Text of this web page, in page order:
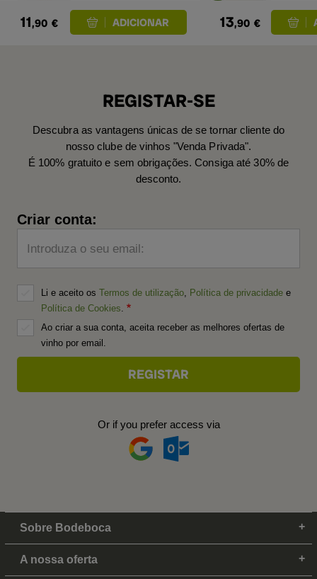
11,90 € 13,90 €
REGISTAR-SE
Descubra as vantagens únicas de se tornar cliente do
nosso clube de vinhos "Venda Privada".
É 100% gratuito e sem obrigações. Consiga até 30% de
desconto.
Criar conta:
Introduza o seu email:
Li e aceito os Termos de utilização Política de privacidade e
Política de Cookies
Ao criar a sua conta, aceita receber as melhores ofertas de
vinho por email.
Or if you prefer access via
Sobre Bodeboca
A nossa oferta